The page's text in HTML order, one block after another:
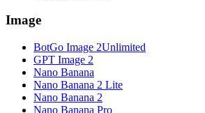
Image
BotGo Image 2Unlimited
GPT Image 2
Nano Banana
Nano Banana 2 Lite
Nano Banana 2
Nano Banana Pro